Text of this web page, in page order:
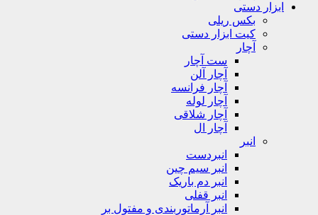
ابزار دستی
بکس ریلی
کیت ابزار دستی
آچار
ست آچار
آچار آلن
آچار فرانسه
آچار لوله
آچار شلاقی
آچار ال
انبر
انبردست
انبر سیم چین
انبر دم باریک
انبر قفلی
انبر آرماتوربندی و مفتول بر